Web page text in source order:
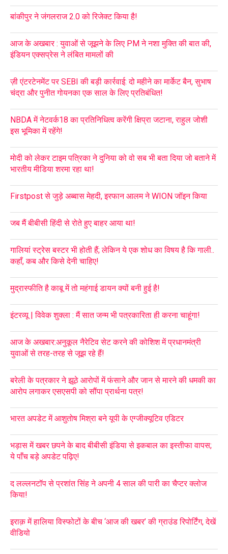
बांकीपुर ने जंगलराज 2.0 को रिजेक्ट किया है!
आज के अखबार : युवाओं से जूझने के लिए PM ने नशा मुक्ति की बात की,
इंडियन एक्सप्रेस ने लंबित मामलों की
ज़ी एंटरटेनमेंट पर SEBI की बड़ी कार्रवाई: दो महीने का मार्केट बैन, सुभाष
चंद्रा और पुनीत गोयनका एक साल के लिए प्रतिबंधित!
NBDA में नेटवर्क18 का प्रतिनिधित्व करेंगी क्षिप्रा जटाना, राहुल जोशी
इस भूमिका में रहेंगे!
मोदी को लेकर टाइम पत्रिका ने दुनिया को वो सब भी बता दिया जो बताने में
भारतीय मीडिया शरमा रहा था!
Firstpost से जुड़े अब्बास मेहदी, इरफान आलम ने WION जॉइन किया
जब मैं बीबीसी हिंदी से रोते हुए बाहर आया था!
गालियां स्ट्रेस बस्टर भी होती हैं; लेकिन ये एक शोध का विषय है कि गाली..
कहाँ, कब और किसे देनी चाहिए!
मुद्रास्फीति है काबू में तो महंगाई डायन क्यों बनी हुई है!
इंटरव्यू | विवेक शुक्ला : मैं सात जन्म भी पत्रकारिता ही करना चाहूंगा!
आज के अखबार:अनुकूल नैरेटिव सेट करने की कोशिश में प्रधानमंत्री
युवाओं से तरह-तरह से जूझ रहे हैं!
बरेली के पत्रकार ने झूठे आरोपों में फंसाने और जान से मारने की धमकी का
आरोप लगाकर एसएसपी को सौंपा प्रार्थना पत्र!
भारत अपडेट में आशुतोष मिश्रा बने यूपी के एग्जीक्यूटिव एडिटर
भड़ास में खबर छपने के बाद बीबीसी इंडिया से इकबाल का इस्तीफा वापस;
ये पाँच बड़े अपडेट पढ़िए!
द लल्लनटॉप से प्रशांत सिंह ने अपनी 4 साल की पारी का चैप्टर क्लोज
किया!
इराक़ में हालिया विस्फोटों के बीच ‘आज की खबर’ की ग्राउंड रिपोर्टिंग, देखें
वीडियो